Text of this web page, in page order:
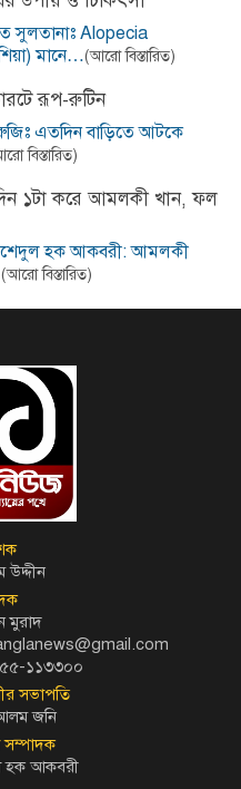
সুলতানাঃ Alopecia
মানে…(আরো বিস্তারিত)
রূপ-রুটিন
এতদিন বাড়িতে আটকে
বিস্তারিত)
১টা করে আমলকী খান, ফল
হক আকবরী: আমলকী
(আরো বিস্তারিত)
উদ্দীন
মুরাদ
১১৩৩০০
সভাপতি
জনি
সম্পাদক
হক আকবরী